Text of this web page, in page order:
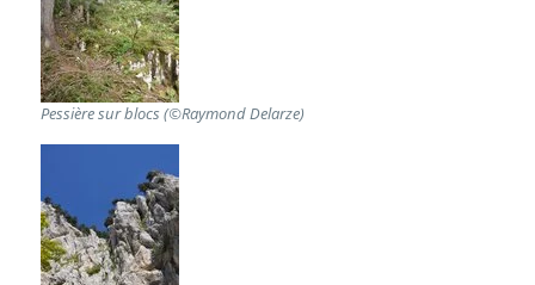
Pessière sur blocs (©Raymond Delarze)